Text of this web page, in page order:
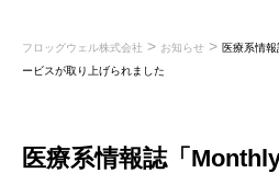
フロッグウェル株式会社 > お知らせ > 医療系情
ービスが取り上げられました
医療系情報誌「